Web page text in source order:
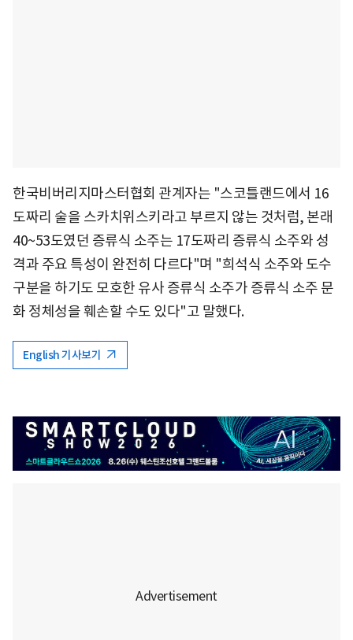
한국비버리지마스터협회 관계자는 "스코틀랜드에서 16
도짜리 술을 스카치위스키라고 부르지 않는 것처럼, 본래
40~53도였던 증류식 소주는 17도짜리 증류식 소주와 성
격과 주요 특성이 완전히 다르다"며 "희석식 소주와 도수
구분을 하기도 모호한 유사 증류식 소주가 증류식 소주 문
화 정체성을 훼손할 수도 있다"고 말했다.
English 기사보기